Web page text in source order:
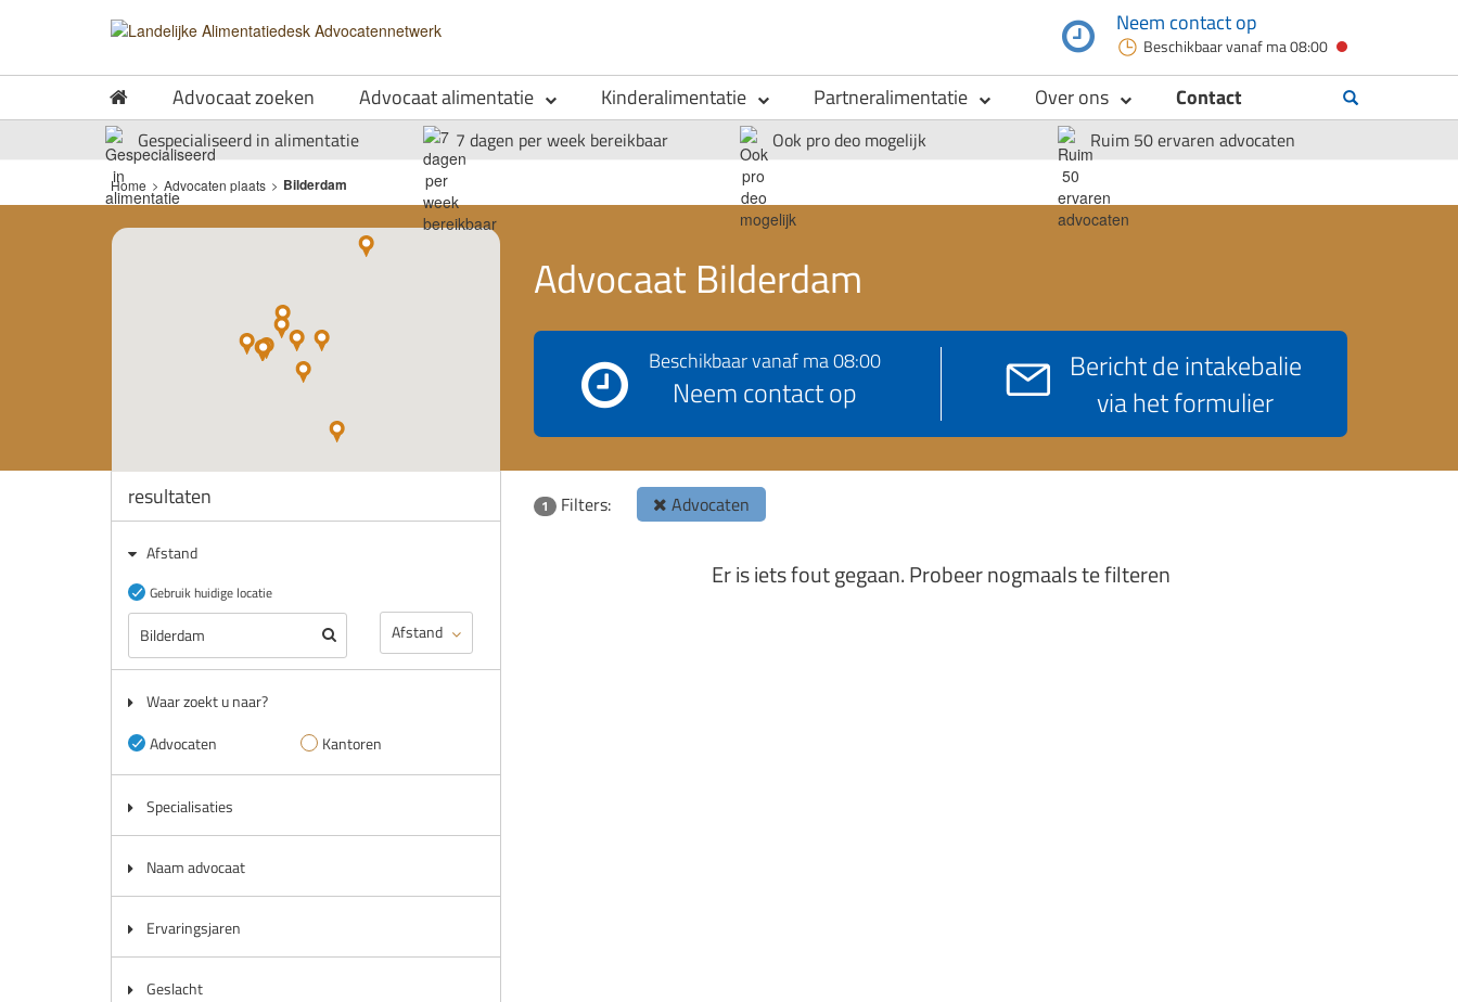
Neem contact op
Beschikbaar vanafma 08:00
Advocaat zoeken Advocaat alimentatie Kinderalimentatie Partneralimentatie Over ons Contact
Gespecialiseerd in alimentatie 7 dagen per week bereikbaar Ook pro deo mogelijk Ruim 50 ervaren advocaten
Home > Advocaten plaats > Bilderdam
Advocaat Bilderdam
Beschikbaar vanafma 08:00
Neem contact op
Bericht de intakebalie
via het formulier
resultaten
Afstand
Gebruik huidige locatie
Waar zoekt u naar?
Advocaten
Kantoren
Specialisaties
Naam advocaat
Ervaringsjaren
Geslacht
1 Filters: Advocaten
Er is iets fout gegaan. Probeer nogmaals te filteren